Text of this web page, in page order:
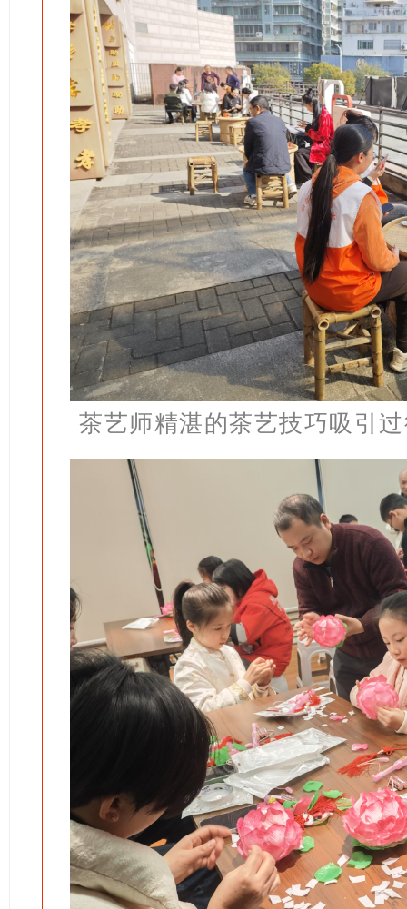
茶艺师精湛的茶艺技巧吸引